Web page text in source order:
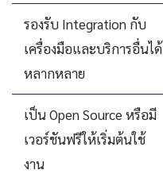
รองรับ Integration กับ
เครื่องมือและบริการอื่นได้
หลากหลาย
เป็น Open Source หรือมี
เวอร์ชันฟรีให้เริ่มต้นใช้
งาน